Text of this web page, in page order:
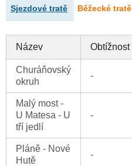
Sjezdové tratě Běžecké tratě
Název Obtížnost
Churáňovský
okruh
-
Malý most -
U Matesa - U
tří jedlí
-
Pláně - Nové
Hutě
-